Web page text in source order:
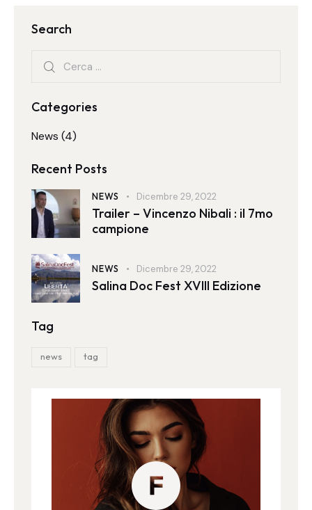
Search
Categories
News (4)
Recent Posts
NEWS Dicembre 29, 2022
Trailer – Vincenzo Nibali : il 7mo
campione
NEWS Dicembre 29, 2022
Salina Doc Fest XVIII Edizione
Tag
news tag